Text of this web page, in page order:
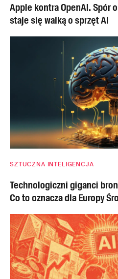
Apple kontra OpenAI. Spór
staje się walką o sprzęt AI
SZTUCZNA INTELIGENCJA
Technologiczni giganci
Co to oznacza dla Europy